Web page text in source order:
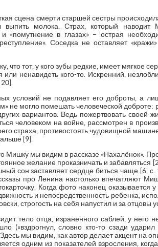
сцена смерти старшей сестры
выпить молока. Страх, который
«помутнение в глазах» – острая
Соседка не оставляет
что тот, у кого зубы редкие, имеет мягкое
или ненавидеть кого-то. Искренний,
условий не подавляет его доброты, а
не могло помешать человеческой доброте:
вариантов. Ведь пожертвовать своей
человеком на войне, рассмотрен в
страха, противостоять чудовищной
[9].
Мишку мы видим в рассказе «Нахалёнок».
желание проказничать и
сон заставляет сердце биться чаще [6,
про Ленина настолько впечатляют
Когда фото наконец оказывается
и непосредственность ребенка,
строгость на себя напустил и за отцовы
тело отца, израненного саблей, у него
(«вздрогнул, словно кто-то сзади
мы видим, как автор делает акцент на
одним из показателей взросления,